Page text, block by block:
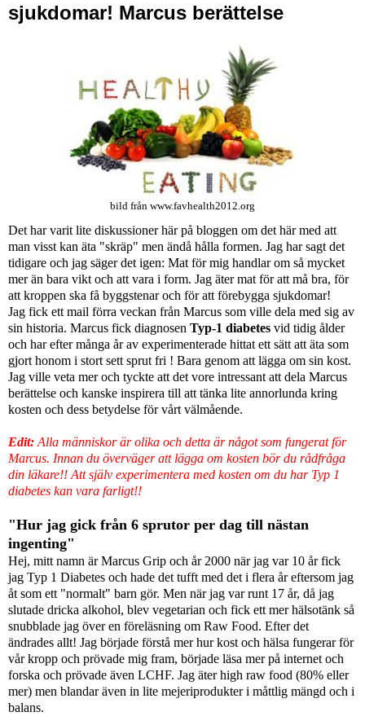
sjukdomar! Marcus berättelse
bild från www.favhealth2012.org
Det har varit lite diskussioner här på bloggen om det här med att
man visst kan äta "skräp" men ändå hålla formen. Jag har sagt det
tidigare och jag säger det igen: Mat för mig handlar om så mycket
mer än bara vikt och att vara i form. Jag äter mat för att må bra, för
att kroppen ska få byggstenar och för att förebygga sjukdomar!
Jag fick ett mail förra veckan från Marcus som ville dela med sig av
sin historia. Marcus fick diagnosen Typ-1 diabetes vid tidig ålder
och har efter många år av experimenterade hittat ett sätt att äta som
gjort honom i stort sett sprut fri ! Bara genom att lägga om sin kost.
Jag ville veta mer och tyckte att det vore intressant att dela Marcus
berättelse och kanske inspirera till att tänka lite annorlunda kring
kosten och dess betydelse för vårt välmående.
Edit: Alla människor är olika och detta är något som fungerat för
Marcus. Innan du överväger att lägga om kosten bör du rådfråga
din läkare!! Att själv experimentera med kosten om du har Typ 1
diabetes kan vara farligt!!
"Hur jag gick från 6 sprutor per dag till nästan
ingenting"
Hej, mitt namn är Marcus Grip och år 2000 när jag var 10 år fick
jag Typ 1 Diabetes och hade det tufft med det i flera år eftersom jag
åt som ett "normalt" barn gör. Men när jag var runt 17 år, då jag
slutade dricka alkohol, blev vegetarian och fick ett mer hälsotänk så
snubblade jag över en föreläsning om Raw Food. Efter det
ändrades allt! Jag började förstå mer hur kost och hälsa fungerar för
vår kropp och prövade mig fram, började läsa mer på internet och
forska och prövade även LCHF. Jag äter high raw food (80% eller
mer) men blandar även in lite mejeriprodukter i måttlig mängd och i
balans.